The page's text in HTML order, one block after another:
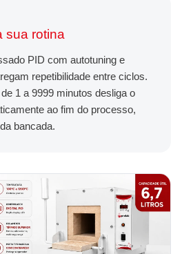
sua rotina
PID com autotuning e
repetibilidade entre ciclos.
1 a 9999 minutos desliga o
ao fim do processo,
bancada.